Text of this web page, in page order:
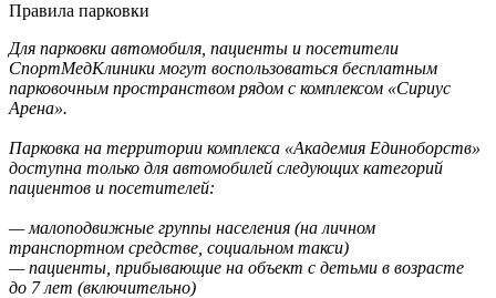
Правила парковки
Для парковки автомобиля, пациенты и посетители
СпортМедКлиники могут воспользоваться бесплатным
парковочным пространством рядом с комплексом «Сириус
Арена».
Парковка на территории комплекса «Академия Единоборств»
доступна только для автомобилей следующих категорий
пациентов и посетителей:
— малоподвижные группы населения (на личном
транспортном средстве, социальном такси)
— пациенты, прибывающие на объект с детьми в возрасте
до 7 лет (включительно)